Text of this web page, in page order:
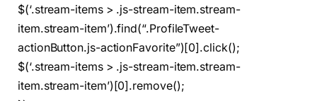
$(‘.stream-items > .js-stream-item.stream-
item.stream-item’).find(“.ProfileTweet-
actionButton.js-actionFavorite”)[0].click();
$(‘.stream-items > .js-stream-item.stream-
item.stream-item’)[0].remove();